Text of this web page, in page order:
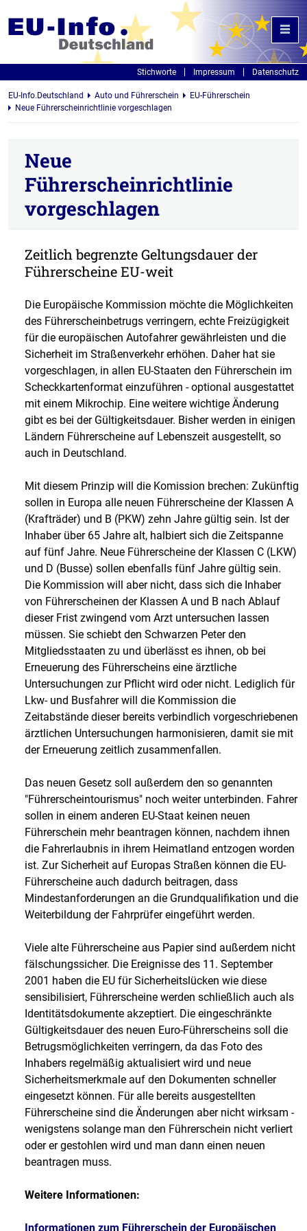
Stichworte Impressum Datenschutz
EU-Info.Deutschland Auto und Führerschein
EU-Führerschein
Neue Führerscheinrichtlinie vorgeschlagen
Neue
Führerscheinrichtlinie
vorgeschlagen
Zeitlich begrenzte Geltungsdauer der
Führerscheine EU-weit
Die Europäische Kommission möchte die Möglichkeiten
des Führerscheinbetrugs verringern, echte Freizügigkeit
für die europäischen Autofahrer gewährleisten und die
Sicherheit im Straßenverkehr erhöhen. Daher hat sie
vorgeschlagen, in allen EU-Staaten den Führerschein im
Scheckkartenformat einzuführen - optional ausgestattet
mit einem Mikrochip. Eine weitere wichtige Änderung
gibt es bei der Gültigkeitsdauer. Bisher werden in einigen
Ländern Führerscheine auf Lebenszeit ausgestellt, so
auch in Deutschland.
Mit diesem Prinzip will die Komission brechen: Zukünftig
sollen in Europa alle neuen Führerscheine der Klassen A
(Krafträder) und B (PKW) zehn Jahre gültig sein. Ist der
Inhaber über 65 Jahre alt, halbiert sich die Zeitspanne
auf fünf Jahre. Neue Führerscheine der Klassen C (LKW)
und D (Busse) sollen ebenfalls fünf Jahre gültig sein.
Die Kommission will aber nicht, dass sich die Inhaber
von Führerscheinen der Klassen A und B nach Ablauf
dieser Frist zwingend vom Arzt untersuchen lassen
müssen. Sie schiebt den Schwarzen Peter den
Mitgliedsstaaten zu und überlässt es ihnen, ob bei
Erneuerung des Führerscheins eine ärztliche
Untersuchungen zur Pflicht wird oder nicht. Lediglich für
Lkw- und Busfahrer will die Kommission die
Zeitabstände dieser bereits verbindlich vorgeschriebenen
ärztlichen Untersuchungen harmonisieren, damit sie mit
der Erneuerung zeitlich zusammenfallen.
Das neuen Gesetz soll außerdem den so genannten
"Führerscheintourismus" noch weiter unterbinden. Fahrer
sollen in einem anderen EU-Staat keinen neuen
Führerschein mehr beantragen können, nachdem ihnen
die Fahrerlaubnis in ihrem Heimatland entzogen worden
ist. Zur Sicherheit auf Europas Straßen können die EU-
Führerscheine auch dadurch beitragen, dass
Mindestanforderungen an die Grundqualifikation und die
Weiterbildung der Fahrprüfer eingeführt werden.
Viele alte Führerscheine aus Papier sind außerdem nicht
fälschungssicher. Die Ereignisse des 11. September
2001 haben die EU für Sicherheitslücken wie diese
sensibilisiert, Führerscheine werden schließlich auch als
Identitätsdokumente akzeptiert. Die eingeschränkte
Gültigkeitsdauer des neuen Euro-Führerscheins soll die
Betrugsmöglichkeiten verringern, da das Foto des
Inhabers regelmäßig aktualisiert wird und neue
Sicherheitsmerkmale auf den Dokumenten schneller
eingesetzt können. Für alle bereits ausgestellten
Führerscheine sind die Änderungen aber nicht wirksam -
wenigstens solange man den Führerschein nicht verliert
oder er gestohlen wird und man dann einen neuen
beantragen muss.
Weitere Informationen:
Informationen zum Führerschein der Europäischen